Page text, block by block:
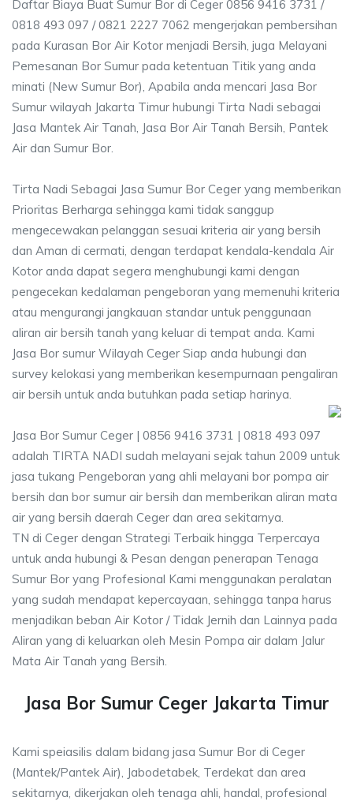
Daftar Biaya Buat Sumur Bor di Ceger 0856 9416 3731 /
0818 493 097 / 0821 2227 7062 mengerjakan pembersihan
pada Kurasan Bor Air Kotor menjadi Bersih, juga Melayani
Pemesanan Bor Sumur pada ketentuan Titik yang anda
minati (New Sumur Bor), Apabila anda mencari Jasa Bor
Sumur wilayah Jakarta Timur hubungi Tirta Nadi sebagai
Jasa Mantek Air Tanah, Jasa Bor Air Tanah Bersih, Pantek
Air dan Sumur Bor.
Tirta Nadi Sebagai Jasa Sumur Bor Ceger yang memberikan
Prioritas Berharga sehingga kami tidak sanggup
mengecewakan pelanggan sesuai kriteria air yang bersih
dan Aman di cermati, dengan terdapat kendala-kendala Air
Kotor anda dapat segera menghubungi kami dengan
pengecekan kedalaman pengeboran yang memenuhi kriteria
atau mengurangi jangkauan standar untuk penggunaan
aliran air bersih tanah yang keluar di tempat anda. Kami
Jasa Bor sumur Wilayah Ceger Siap anda hubungi dan
survey kelokasi yang memberikan kesempurnaan pengaliran
air bersih untuk anda butuhkan pada setiap harinya.
Jasa Bor Sumur Ceger | 0856 9416 3731 | 0818 493 097
adalah TIRTA NADI sudah melayani sejak tahun 2009 untuk
jasa tukang Pengeboran yang ahli melayani bor pompa air
bersih dan bor sumur air bersih dan memberikan aliran mata
air yang bersih daerah Ceger dan area sekitarnya.
TN di Ceger dengan Strategi Terbaik hingga Terpercaya
untuk anda hubungi & Pesan dengan penerapan Tenaga
Sumur Bor yang Profesional Kami menggunakan peralatan
yang sudah mendapat kepercayaan, sehingga tanpa harus
menjadikan beban Air Kotor / Tidak Jernih dan Lainnya pada
Aliran yang di keluarkan oleh Mesin Pompa air dalam Jalur
Mata Air Tanah yang Bersih.
Jasa Bor Sumur Ceger Jakarta Timur
Kami speiasilis dalam bidang jasa Sumur Bor di Ceger
(Mantek/Pantek Air), Jabodetabek, Terdekat dan area
sekitarnya, dikerjakan oleh tenaga ahli, handal, profesional